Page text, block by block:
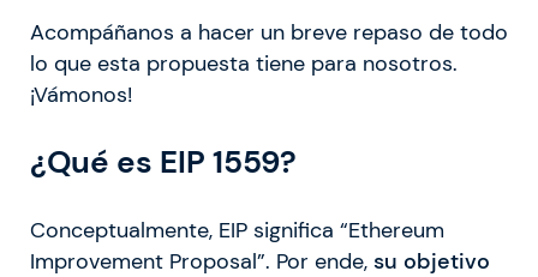
Acompáñanos a hacer un breve repaso de todo
lo que esta propuesta tiene para nosotros.
¡Vámonos!
¿Qué es EIP 1559?
Conceptualmente, EIP significa “Ethereum
Improvement Proposal”. Por ende, su objetivo